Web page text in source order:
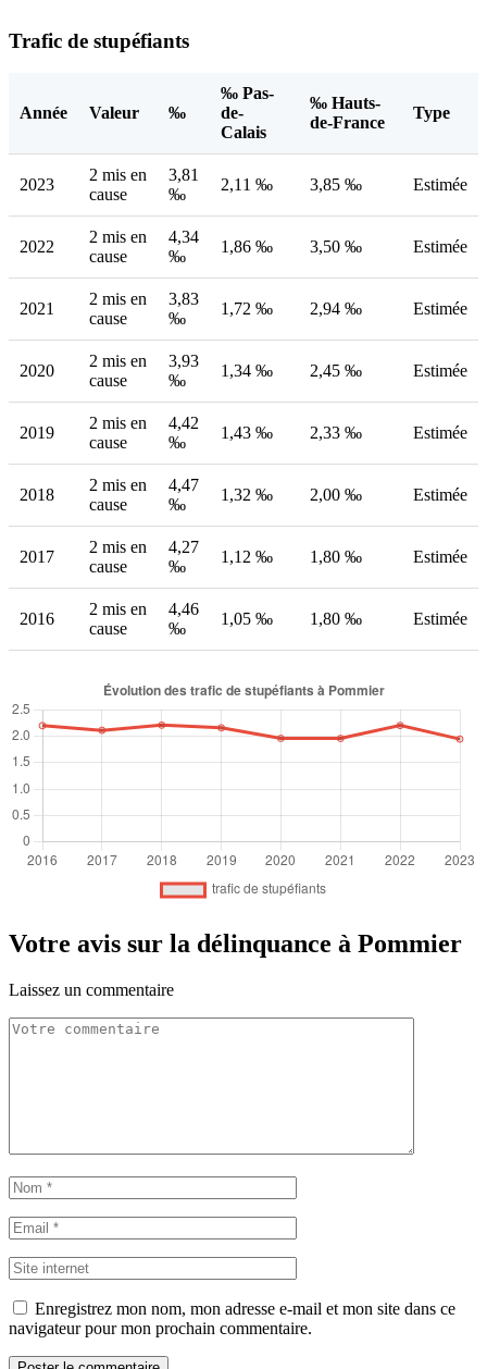
Trafic de stupéfiants
Année Valeur ‰
‰ Pas-
de-
Calais
‰ Hauts-
de-France
Type
2023
2 mis en
cause
3,81
‰
2,11 ‰ 3,85 ‰ Estimée
2022
2 mis en
cause
4,34
‰
1,86 ‰ 3,50 ‰ Estimée
2021
2 mis en
cause
3,83
‰
1,72 ‰ 2,94 ‰ Estimée
2020
2 mis en
cause
3,93
‰
1,34 ‰ 2,45 ‰ Estimée
2019
2 mis en
cause
4,42
‰
1,43 ‰ 2,33 ‰ Estimée
2018
2 mis en
cause
4,47
‰
1,32 ‰ 2,00 ‰ Estimée
2017
2 mis en
cause
4,27
‰
1,12 ‰ 1,80 ‰ Estimée
2016
2 mis en
cause
4,46
‰
1,05 ‰ 1,80 ‰ Estimée
Votre avis sur la délinquance à Pommier
Laissez un commentaire
Enregistrez mon nom, mon adresse e-mail et mon site dans ce
navigateur pour mon prochain commentaire.